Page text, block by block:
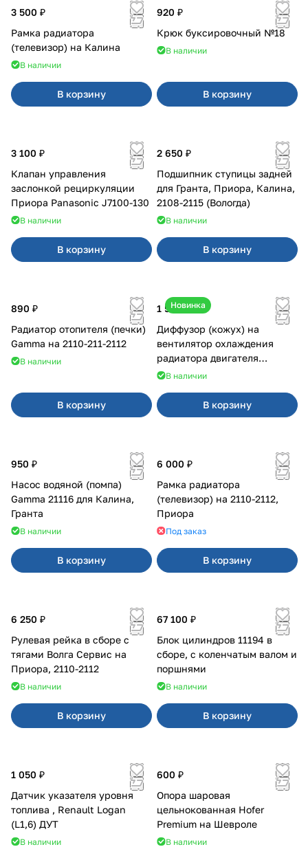
3 500 ₽
Рамка радиатора
(телевизор) на Калина
В наличии
В корзину
920 ₽
Крюк буксировочный №18
В наличии
В корзину
3 100 ₽
Клапан управления
заслонкой рециркуляции
Приора Panasonic J7100-130
В наличии
В корзину
2 650 ₽
Подшипник ступицы задней
для Гранта, Приора, Калина,
2108-2115 (Вологда)
В наличии
В корзину
890 ₽
Радиатор отопителя (печки)
Gamma на 2110-211-2112
В наличии
В корзину
Новинка
1 500 ₽
Диффузор (кожух) на
вентилятор охлаждения
радиатора двигателя
Приора 2170 Panasonic
В наличии
В корзину
950 ₽
Насос водяной (помпа)
Gamma 21116 для Калина,
Гранта
В наличии
В корзину
6 000 ₽
Рамка радиатора
(телевизор) на 2110-2112,
Приора
Под заказ
В корзину
6 250 ₽
Рулевая рейка в сборе с
тягами Волга Сервис на
Приора, 2110-2112
В наличии
В корзину
67 100 ₽
Блок цилиндров 11194 в
сборе, с коленчатым валом и
поршнями
В наличии
В корзину
1 050 ₽
Датчик указателя уровня
топлива , Renault Logan
(L1,6) ДУТ
В наличии
600 ₽
Опора шаровая
цельнокованная Hofer
Premium на Шевроле
В наличии